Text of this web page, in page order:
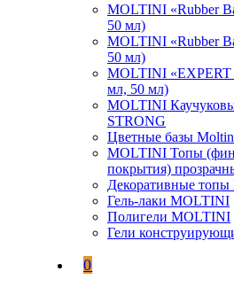
MOLTINI «Rubber
50 мл)
MOLTINI «Rubber
50 мл)
MOLTINI «EXPERT
мл, 50 мл)
MOLTINI
STRONG
Цветные базы
MOLTINI Топы
покрытия)
Декоративные
Гель-лаки MOLTINI
Полигели MOLTINI
Гели
0